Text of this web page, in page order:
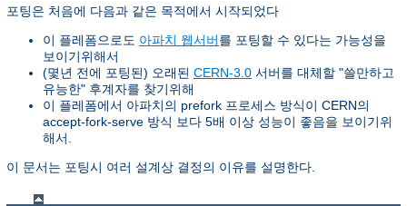
포팅은 처음에 다음과 같은 목적에서 시작되었다
이 플레폼으로도 아파치 웹서버를 포팅할 수 있다는 가능성을
보이기위해서
(몇년 전에 포팅된) 오래된 CERN-3.0 서버를 대체할 "쓸만하고
유능한" 후계자를 찾기위해
이 플레폼에서 아파치의 prefork 프로세스 방식이 CERN의
accept-fork-serve 방식 보다 5배 이상 성능이 좋음을 보이기위
해서.
이 문서는 포팅시 여러 설계상 결정의 이유를 설명한다.